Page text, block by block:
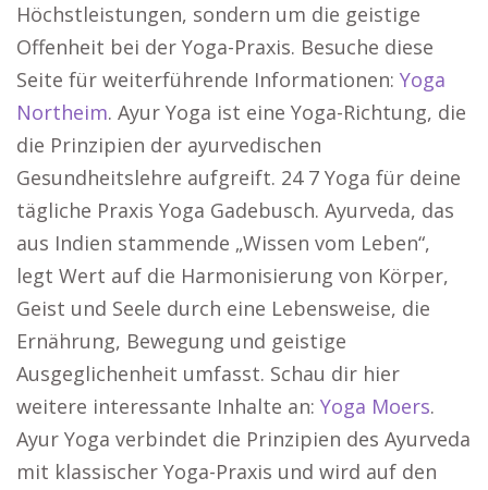
Höchstleistungen, sondern um die geistige
Offenheit bei der Yoga-Praxis. Besuche diese
Seite für weiterführende Informationen: Yoga
Northeim. Ayur Yoga ist eine Yoga-Richtung, die
die Prinzipien der ayurvedischen
Gesundheitslehre aufgreift. 24 7 Yoga für deine
tägliche Praxis Yoga Gadebusch. Ayurveda, das
aus Indien stammende „Wissen vom Leben“,
legt Wert auf die Harmonisierung von Körper,
Geist und Seele durch eine Lebensweise, die
Ernährung, Bewegung und geistige
Ausgeglichenheit umfasst. Schau dir hier
weitere interessante Inhalte an: Yoga Moers.
Ayur Yoga verbindet die Prinzipien des Ayurveda
mit klassischer Yoga-Praxis und wird auf den